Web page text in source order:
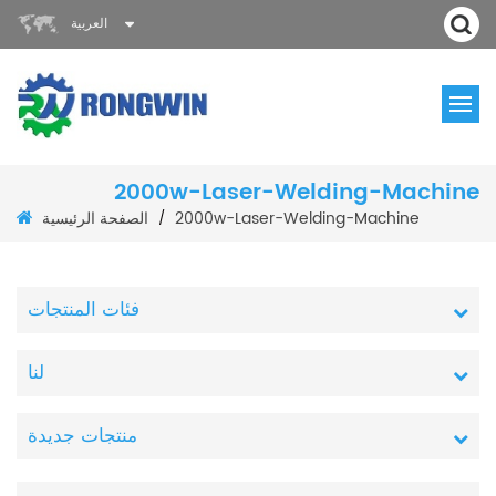
العربية
2000w-Laser-Welding-Machine
الصفحة الرئيسية / 2000w-Laser-Welding-Machine
فئات المنتجات
لنا
منتجات جديدة